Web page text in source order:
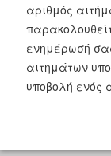
αριθμός
ενημέρωσή
αιτημάτων
υποβολή ενός